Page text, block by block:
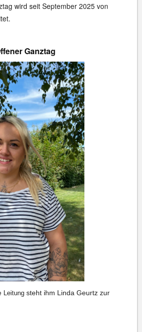
wird seit September 2025 von
Ganztag
Leitung steht ihm Linda Geurtz zur